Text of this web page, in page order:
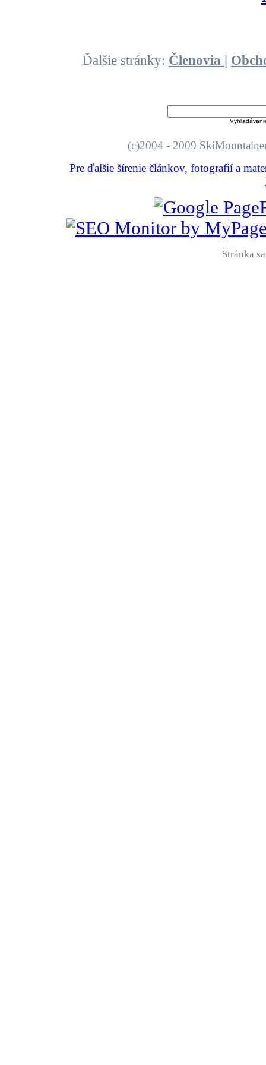
Ďalšie stránky: Členovia |
(c)2004 - 2009
Pre ďalšie šírenie článkov, fotografií a
Stránka